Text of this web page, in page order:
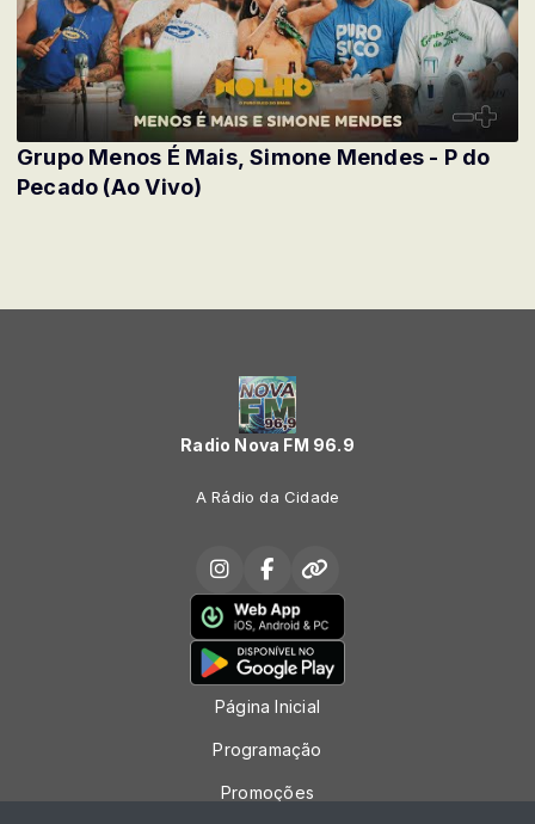
Grupo Menos É Mais, Simone Mendes - P do
Pecado (Ao Vivo)
Radio Nova FM 96.9
A Rádio da Cidade
Página Inicial
Programação
Promoções